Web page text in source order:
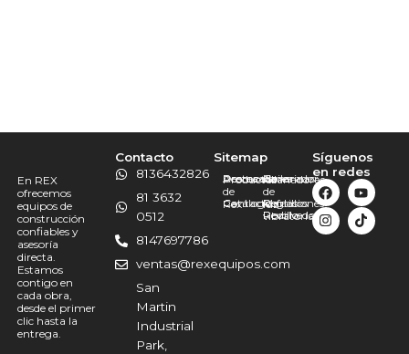
En REX
ofrecemos
equipos de
construcción
confiables y
asesoría
directa.
Estamos
contigo en
cada obra,
desde el primer
clic hasta la
entrega.
Contacto
8136432826
81 3632
0512
8147697786
ventas@rexequipos.com
San
Martin
Industrial
Park,
Sitemap
Productos
Promociones
Destacado
Acerca
de
Rex
Catálogo
Contacto
Allanadoras
Bailarinas
Generador
de
luz
Martillos
Refacciones
Reglas
vibratorias
Revolvedoras
Rodillo
Síguenos
en redes